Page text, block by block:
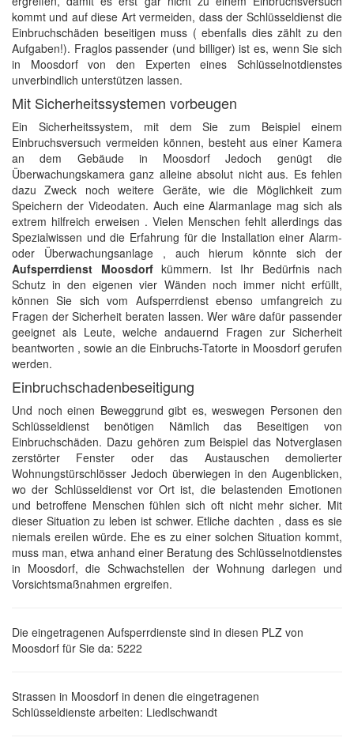
kommt und auf diese Art vermeiden, dass der Schlüsseldienst die
Einbruchschäden beseitigen muss ( ebenfalls dies zählt zu den
Aufgaben!). Fraglos passender (und billiger) ist es, wenn Sie sich
in Moosdorf von den Experten eines Schlüsselnotdienstes
unverbindlich unterstützen lassen.
Mit Sicherheitssystemen vorbeugen
Ein Sicherheitssystem, mit dem Sie zum Beispiel einem
Einbruchsversuch vermeiden können, besteht aus einer Kamera
an dem Gebäude in Moosdorf Jedoch genügt die
Überwachungskamera ganz alleine absolut nicht aus. Es fehlen
dazu Zweck noch weitere Geräte, wie die Möglichkeit zum
Speichern der Videodaten. Auch eine Alarmanlage mag sich als
extrem hilfreich erweisen . Vielen Menschen fehlt allerdings das
Spezialwissen und die Erfahrung für die Installation einer Alarm-
oder Überwachungsanlage , auch hierum könnte sich der
Aufsperrdienst Moosdorfkümmern. Ist Ihr Bedürfnis nach
Schutz in den eigenen vier Wänden noch immer nicht erfüllt,
können Sie sich vom Aufsperrdienst ebenso umfangreich zu
Fragen der Sicherheit beraten lassen. Wer wäre dafür passender
geeignet als Leute, welche andauernd Fragen zur Sicherheit
beantworten , sowie an die Einbruchs-Tatorte in Moosdorf gerufen
werden.
Einbruchschadenbeseitigung
Und noch einen Beweggrund gibt es, weswegen Personen den
Schlüsseldienst benötigen Nämlich das Beseitigen von
Einbruchschäden. Dazu gehören zum Beispiel das Notverglasen
zerstörter Fenster oder das Austauschen demolierter
Wohnungstürschlösser Jedoch überwiegen in den Augenblicken,
wo der Schlüsseldienst vor Ort ist, die belastenden Emotionen
und betroffene Menschen fühlen sich oft nicht mehr sicher. Mit
dieser Situation zu leben ist schwer. Etliche dachten , dass es sie
niemals ereilen würde. Ehe es zu einer solchen Situation kommt,
muss man, etwa anhand einer Beratung des Schlüsselnotdienstes
in Moosdorf, die Schwachstellen der Wohnung darlegen und
Vorsichtsmaßnahmen ergreifen.
Die eingetragenen Aufsperrdienste sind in diesen PLZ von
Moosdorf für Sie da: 5222
Strassen in Moosdorf in denen die eingetragenen
Schlüsseldienste arbeiten: Liedlschwandt